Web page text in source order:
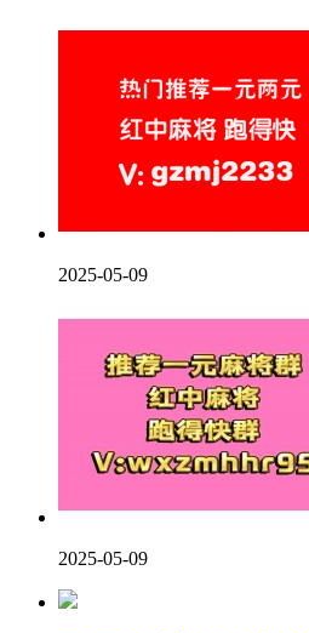
2025-05-09
2025-05-09